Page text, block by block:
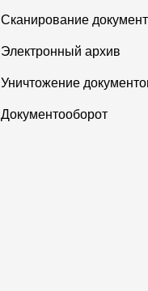
Сканирование
Электронный архив
Уничтожение
Документооборот